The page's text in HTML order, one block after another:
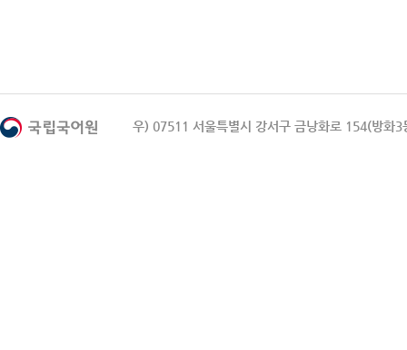
우) 07511 서울특별시 강서구 금낭화로 154(방화3